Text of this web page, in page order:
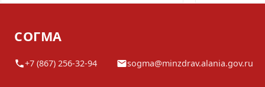
СОГМА
+7 (867) 256-32-94 sogma@minzdrav.alania.gov.ru